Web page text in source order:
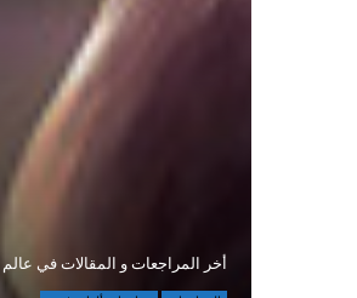
أخر المراجعات و المقالات في عالم